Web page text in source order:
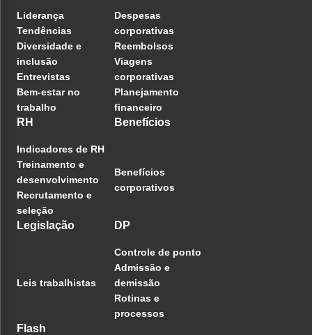
Liderança
Tendências
Diversidade e
inclusão
Entrevistas
Bem-estar no
trabalho
Despesas
corporativas
Reembolsos
Viagens
corporativas
Planejamento
financeiro
RH
Indicadores de RH
Treinamento e
desenvolvimento
Recrutamento e
seleção
Benefícios
Benefícios
corporativos
Legislação
Leis trabalhistas
DP
Controle de ponto
Admissão e
demissão
Rotinas e
processos
Flash